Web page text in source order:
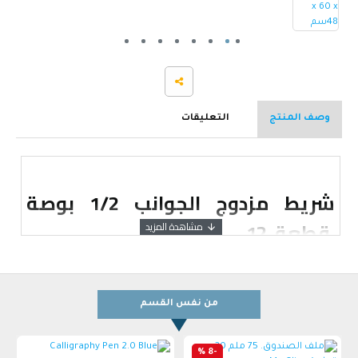
وصف المنتج التعليقات
شريط مزدوج الجوانب 1/2 بوصة
,قطعة 12
من نفس القسم
-8 %